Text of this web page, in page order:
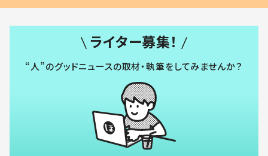
ライター募集！
“人”のグッドニュースの取材・執筆をしてみませんか？